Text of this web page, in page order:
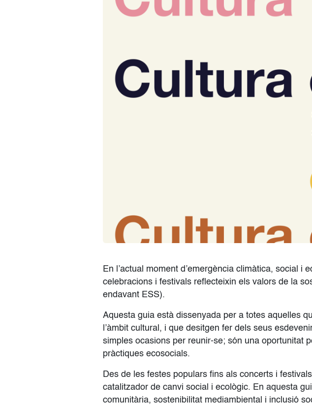
En l’actual moment d’emergència climàtica, social
celebracions i festivals reflecteixin els valors de la
endavant ESS).
Aquesta guia està dissenyada per a totes aquelles
l’àmbit cultural, i que desitgen fer dels seus
simples ocasions per reunir-se; són una oportunitat
pràctiques ecosocials.
Des de les festes populars fins als concerts i
catalitzador de canvi social i ecològic. En aquesta
comunitària, sostenibilitat mediambiental i inclusió